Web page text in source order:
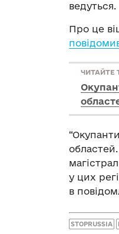
ведуться.
Про це
ЧИТАЙТЕ
у цих
в
STOPRUSSIA